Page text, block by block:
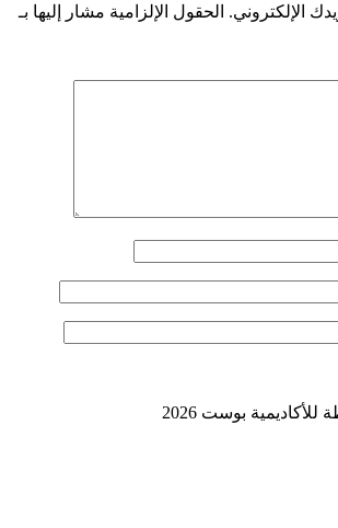
الإلكتروني.
الحقول الإلزامية مشار إليها بـ
للأكاديمية بوست 2026